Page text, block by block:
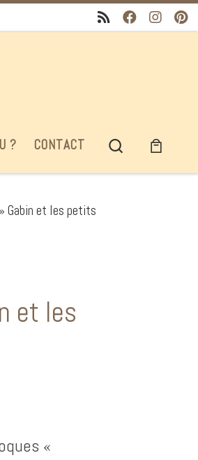
? CONTACT Search
Gabin et les petits
et les
«